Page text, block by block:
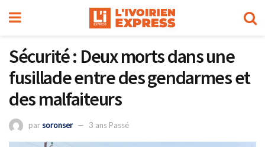
Sécurité : Deux morts dans une
fusillade entre des gendarmes et
des malfaiteurs
par soronser 3 ans Passé